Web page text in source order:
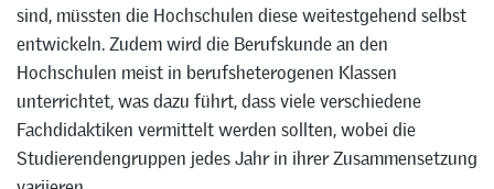
sind, müssten die Hochschulen diese weitestgehend selbst
entwickeln. Zudem wird die Berufskunde an den
Hochschulen meist in berufsheterogenen Klassen
unterrichtet, was dazu führt, dass viele verschiedene
Fachdidaktiken vermittelt werden sollten, wobei die
Studierendengruppen jedes Jahr in ihrer Zusammensetzung